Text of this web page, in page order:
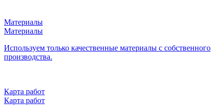
Материалы
Материалы
Используем только качественные материалы с собственного
производства.
Карта работ
Карта работ